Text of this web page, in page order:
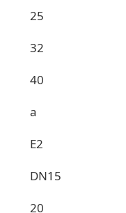
25
32
40
a
E2
DN15
20